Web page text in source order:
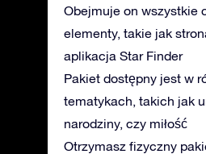
Obejmuje on wszystkie
elementy, takie jak
aplikacja Star Finder
Pakiet dostępny jest w
tematykach, takich jak
narodziny, czy miłość
Otrzymasz fizyczny